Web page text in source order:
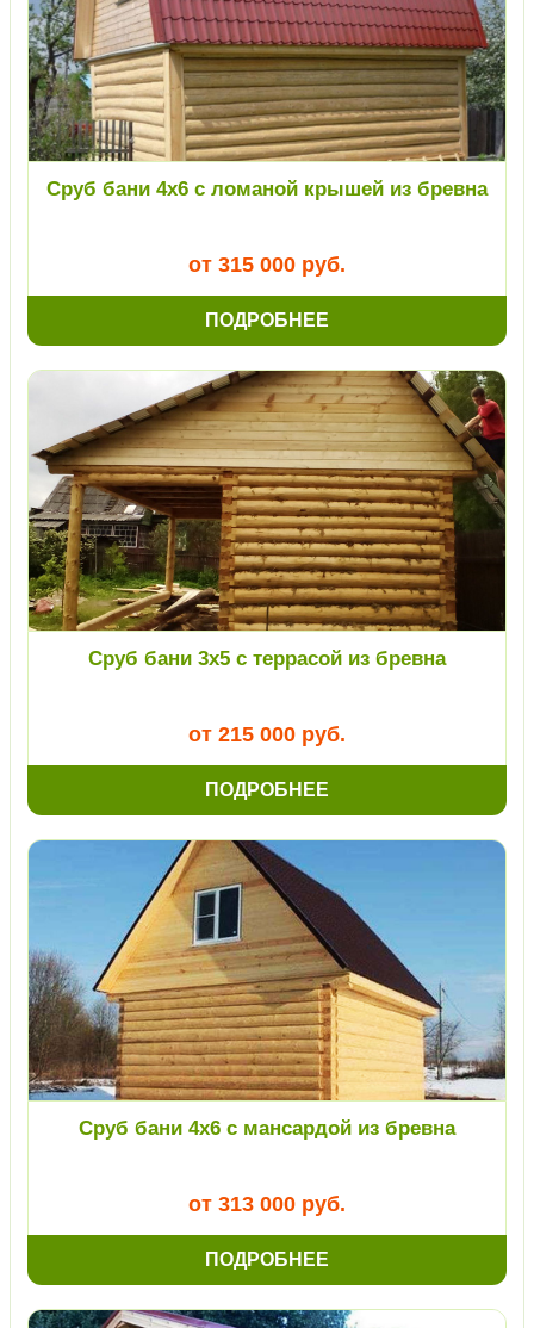
Сруб бани 4х6 с ломаной крышей из бревна
от 315 000 руб.
ПОДРОБНЕЕ
Сруб бани 3х5 с террасой из бревна
от 215 000 руб.
ПОДРОБНЕЕ
Сруб бани 4х6 с мансардой из бревна
от 313 000 руб.
ПОДРОБНЕЕ